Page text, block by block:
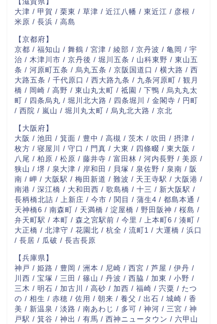
大津 / 甲賀 / 栗東 / 草津 / 近江八幡 / 東近江 / 彦根 /
米原 / 長浜 / 高島
【京都府】
京都 / 福知山 / 舞鶴 / 宮津 / 綾部 / 京丹波 / 亀岡 / 宇
治 / 木津川市 / 京丹後 / 堀川五条 / 山科東野 / 東山五
条 / 河原町五条 / 烏丸五条 / 京阪国道口 / 横大路 / 西
大路五条 / 千代原口 / 西大路九条 / 九条河原町 / 観月
橋 / 岡崎 / 高野 / 東山丸太町 / 祗園 / 下鴨 / 烏丸丸太
町 / 四条烏丸 / 堀川北大路 / 四条堀川 / 金閣寺 / 円町
/ 西院 / 嵐山 / 堀川丸太町 / 烏丸北大路 / 京北
【大阪府】
大阪 / 池田 / 箕面 / 豊中 / 高槻 / 茨木 / 吹田 / 摂津 /
枚方 / 寝屋川 / 守口 / 門真 / 大東 / 四條畷 / 東大阪 /
八尾 / 柏原 / 松原 / 藤井寺 / 富田林 / 河内長野 / 美原 /
狭山 / 堺 / 泉大津 / 岸和田 / 貝塚 / 泉佐野 / 泉南 / 阪
南 / 岬 / 大阪駅 / 梅田新道 / 難波 / 天王寺駅 / 大阪港 /
南港 / 深江橋 / 大和田西 / 歌島橋 / 十三 / 新大阪駅 /
長柄橋北詰 / 上新庄 / 今市 / 関目 / 蒲生4 / 都島本通 /
天神橋6 / 南森町 / 天満橋 / 淀屋橋 / 野田阪神 / 桜島 /
弁天町駅 / 本町 / 森之宮駅前 / 今里 / 上本町6 / 湊町 /
大正橋 / 北津守 / 花園北 / 杭全 / 流町1 / 大運橋 / 浜口
/ 長居 / 瓜破 / 長吉長原
【兵庫県】
神戸 / 姫路 / 豊岡 / 洲本 / 尼崎 / 西宮 / 芦屋 / 伊丹 /
川西 / 宝塚 / 三田 / 篠山 / 丹波 / 西脇 / 加東 / 小野 /
三木 / 明石 / 加古川 / 高砂 / 加西 / 福崎 / 宍粟 / たつ
の / 相生 / 赤穂 / 佐用 / 朝来 / 養父 / 出石 / 城崎 / 香
美 / 新温泉 / 淡路 / 南あわじ / 多可 / 神河 / 三宮 / 神
戸駅 / 箕谷 / 神出 / 有馬 / 西神ニュータウン / 六甲山